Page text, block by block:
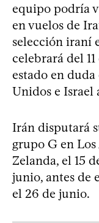
equipo podría
en vuelos de
selección iraní
celebrará del
estado en duda
Unidos e Israel
Irán disputará
grupo G en
Zelanda, el 15
junio, antes de
el 26 de junio.